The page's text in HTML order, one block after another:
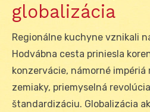
globalizácia
Regionálne kuchyne vznikali
Hodvábna cesta priniesla
konzervácie, námorné impériá
zemiaky, priemyselná
štandardizáciu. Globalizácia